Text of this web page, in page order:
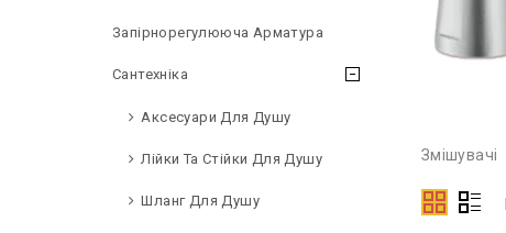
Запірнорегулююча Арматура
Сантехніка
Аксесуари Для Душу
Лійки Та Стійки Для Душу
Шланг Для Душу
Змішувачі